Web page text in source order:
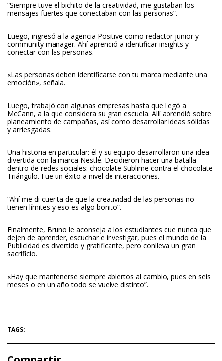
“Siempre tuve el bichito de la creatividad, me gustaban los
mensajes fuertes que conectaban con las personas”.
Luego, ingresó a la agencia Positive como redactor junior y
community manager. Ahí aprendió a identificar insights y
conectar con las personas.
«Las personas deben identificarse con tu marca mediante una
emoción», señala.
Luego, trabajó con algunas empresas hasta que llegó a
McCann, a la que considera su gran escuela. Allí aprendió sobre
planeamiento de campañas, así como desarrollar ideas sólidas
y arriesgadas.
Una historia en particular: él y su equipo desarrollaron una idea
divertida con la marca Nestlé. Decidieron hacer una batalla
dentro de redes sociales: chocolate Sublime contra el chocolate
Triángulo. Fue un éxito a nivel de interacciones.
“Ahí me di cuenta de que la creatividad de las personas no
tienen límites y eso es algo bonito”.
Finalmente, Bruno le aconseja a los estudiantes que nunca que
dejen de aprender, escuchar e investigar, pues el mundo de la
Publicidad es divertido y gratificante, pero conlleva un gran
sacrificio.
«Hay que mantenerse siempre abiertos al cambio, pues en seis
meses o en un año todo se vuelve distinto”.
TAGS: